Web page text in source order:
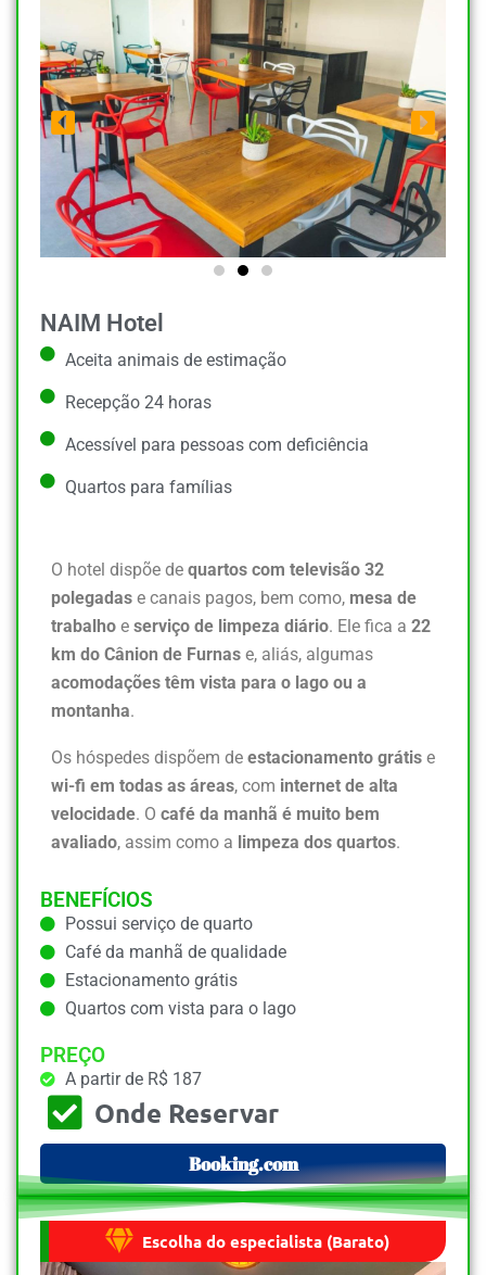
NAIM Hotel
Aceita animais de estimação
Recepção 24 horas
Acessível para pessoas com deficiência
Quartos para famílias
O hotel dispõe de quartos com televisão 32
polegadas e canais pagos, bem como, mesa de
trabalho e serviço de limpeza diário. Ele fica a 22
km do Cânion de Furnas e, aliás, algumas
acomodações têm vista para o lago ou a
montanha.
Os hóspedes dispõem de estacionamento grátis e
wi-fi em todas as áreas, com internet de alta
velocidade. O café da manhã é muito bem
avaliado, assim como a limpeza dos quartos.
BENEFÍCIOS
Possui serviço de quarto
Café da manhã de qualidade
Estacionamento grátis
Quartos com vista para o lago
PREÇO
A partir de R$ 187
Onde Reservar
Booking.com
Escolha do especialista (Barato)